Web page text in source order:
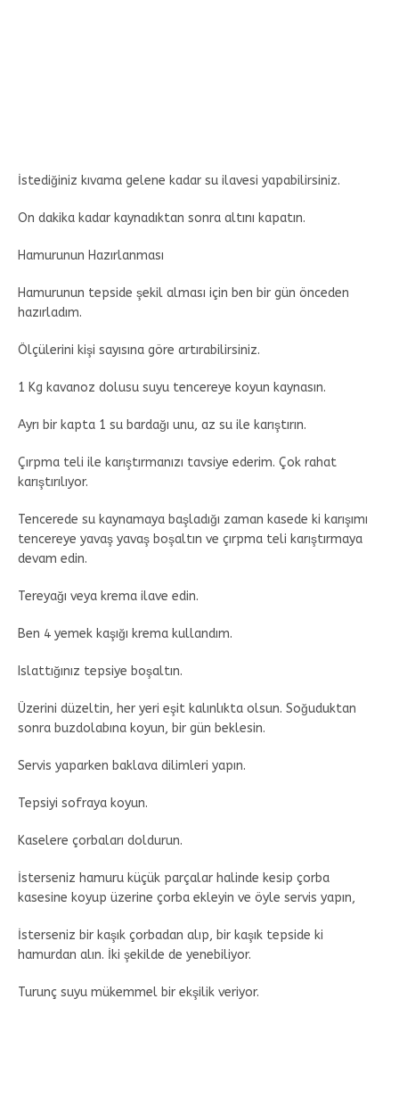
İstediğiniz kıvama gelene kadar su ilavesi yapabilirsiniz.
On dakika kadar kaynadıktan sonra altını kapatın.
Hamurunun Hazırlanması
Hamurunun tepside şekil alması için ben bir gün önceden
hazırladım.
Ölçülerini kişi sayısına göre artırabilirsiniz.
1 Kg kavanoz dolusu suyu tencereye koyun kaynasın.
Ayrı bir kapta 1 su bardağı unu, az su ile karıştırın.
Çırpma teli ile karıştırmanızı tavsiye ederim. Çok rahat
karıştırılıyor.
Tencerede su kaynamaya başladığı zaman kasede ki karışımı
tencereye yavaş yavaş boşaltın ve çırpma teli karıştırmaya
devam edin.
Tereyağı veya krema ilave edin.
Ben 4 yemek kaşığı krema kullandım.
Islattığınız tepsiye boşaltın.
Üzerini düzeltin, her yeri eşit kalınlıkta olsun. Soğuduktan
sonra buzdolabına koyun, bir gün beklesin.
Servis yaparken baklava dilimleri yapın.
Tepsiyi sofraya koyun.
Kaselere çorbaları doldurun.
İsterseniz hamuru küçük parçalar halinde kesip çorba
kasesine koyup üzerine çorba ekleyin ve öyle servis yapın,
İsterseniz bir kaşık çorbadan alıp, bir kaşık tepside ki
hamurdan alın. İki şekilde de yenebiliyor.
Turunç suyu mükemmel bir ekşilik veriyor.